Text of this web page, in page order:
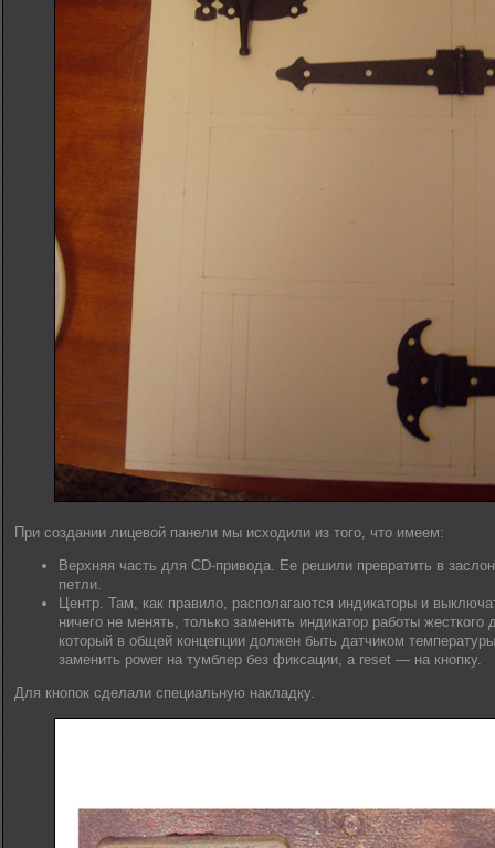
При создании лицевой панели мы исходили из того, что имеем:
Верхняя часть для CD-привода. Ее решили превратить в
петли.
Центр. Там, как правило, располагаются индикаторы и
ничего не менять, только заменить индикатор работы жесткого
который в общей концепции должен быть датчиком
заменить power на тумблер без фиксации, а reset — на кнопку.
Для кнопок сделали специальную накладку.